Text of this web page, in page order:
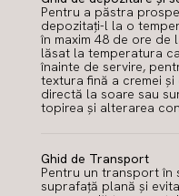
Pentru a păstra
depozitați-l la o
în maxim 48 de ore de
lăsat la temperatura
înainte de servire,
textura fină a cremei
directă la soare sau
topirea și alterarea
Ghid de Transport
Pentru un transport în
suprafață plană și